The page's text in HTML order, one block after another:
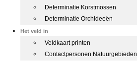
Determinatie Korstmossen
Determinatie Orchideeën
Het veld in
Veldkaart printen
Contactpersonen Natuurgebieden